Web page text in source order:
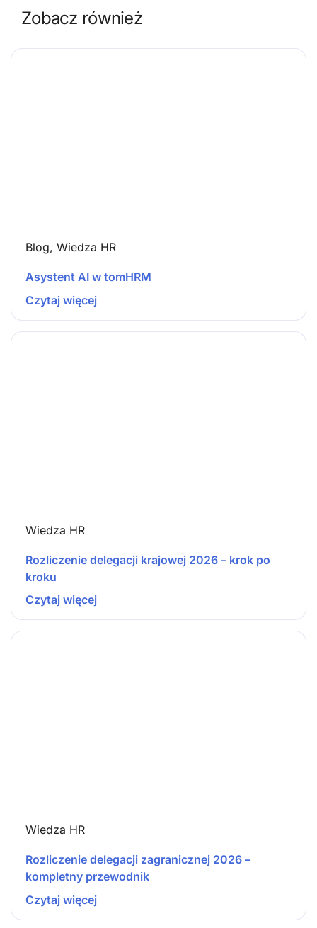
Zobacz również
Blog, Wiedza HR
Asystent AI w tomHRM
Czytaj więcej
Wiedza HR
Rozliczenie delegacji krajowej 2026 – krok po
kroku
Czytaj więcej
Wiedza HR
Rozliczenie delegacji zagranicznej 2026 –
kompletny przewodnik
Czytaj więcej